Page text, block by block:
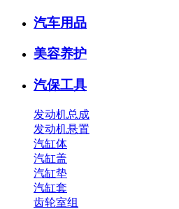
汽车用品
美容养护
汽保工具
发动机总成
发动机悬置
汽缸体
汽缸盖
汽缸垫
汽缸套
齿轮室组